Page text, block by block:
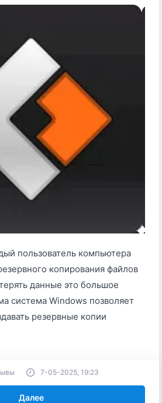
пользователь компьютера
копирования файлов
данные это большое
система Windows позволяет
резервные копии
Далее
7-05-2025, 19:23